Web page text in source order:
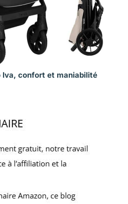
Iva, confort et maniabilité